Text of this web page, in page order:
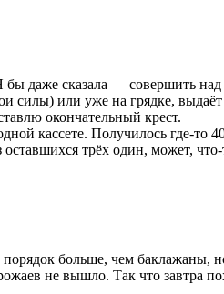
бы даже сказала — совершить
силы) или уже на грядке,
окончательный крест.
кассете. Получилось где-то
трёх один, может,
больше, чем баклажаны,
не вышло. Так что завтра